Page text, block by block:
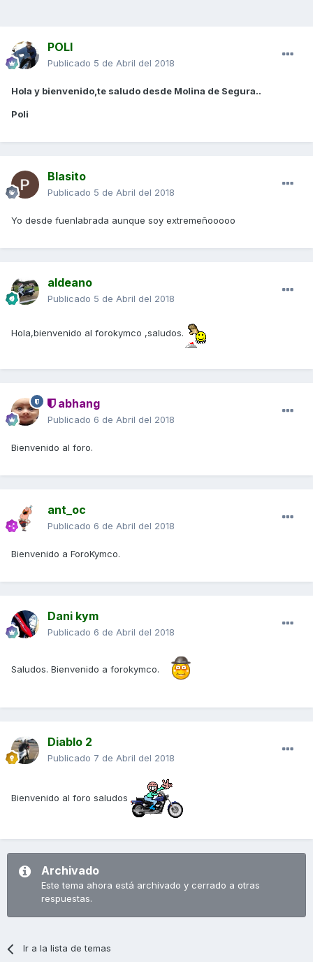
POLI
Publicado 5 de Abril del 2018
Hola y bienvenido,te saludo desde Molina de Segura..
Poli
Blasito
Publicado 5 de Abril del 2018
Yo desde fuenlabrada aunque soy extremeñooooo
aldeano
Publicado 5 de Abril del 2018
Hola,bienvenido al forokymco ,saludos.
abhang
Publicado 6 de Abril del 2018
Bienvenido al foro.
ant_oc
Publicado 6 de Abril del 2018
Bienvenido a ForoKymco.
Dani kym
Publicado 6 de Abril del 2018
Saludos. Bienvenido a forokymco.
Diablo 2
Publicado 7 de Abril del 2018
Bienvenido al foro saludos
Archivado
Este tema ahora está archivado y cerrado a otras
respuestas.
Ir a la lista de temas